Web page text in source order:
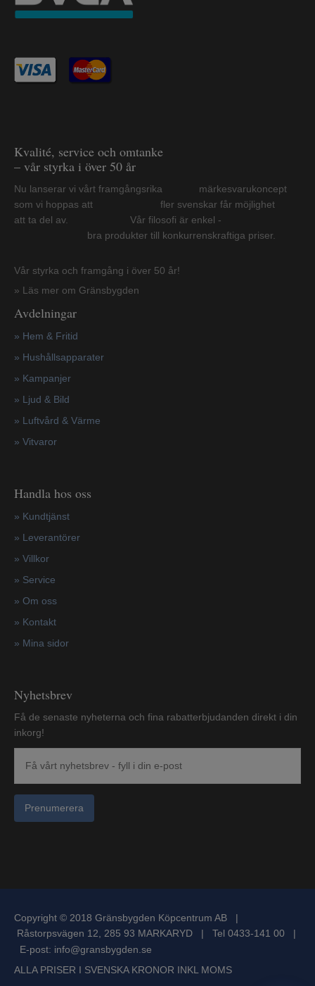
Kvalité, service och omtanke
– vår styrka i över 50 år
Nu lanserar vi vårt framgångsrika märkesvarukoncept
som vi hoppas att fler svenskar får möjlighet
att ta del av. Vår filosofi är enkel -
bra produkter till konkurrenskraftiga priser.
Vår styrka och framgång i över 50 år!
» Läs mer om Gränsbygden
Avdelningar
» Hem & Fritid
» Hushållsapparater
» Kampanjer
» Ljud & Bild
» Luftvård & Värme
» Vitvaror
Handla hos oss
» Kundtjänst
» Leverantörer
» Villkor
» Service
» Om oss
» Kontakt
» Mina sidor
Nyhetsbrev
Få de senaste nyheterna och fina rabatterbjudanden direkt i din
inkorg!
Prenumerera
Copyright © 2018 Gränsbygden Köpcentrum AB |
Råstorpsvägen 12, 285 93 MARKARYD | Tel 0433-141 00 |
E-post: info@gransbygden.se
ALLA PRISER I SVENSKA KRONOR INKL MOMS